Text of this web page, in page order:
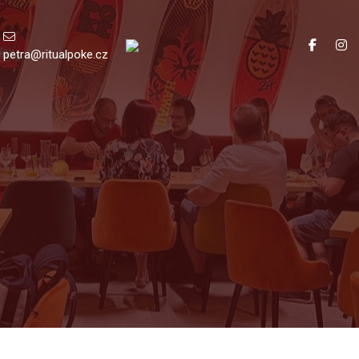
petra@ritualpoke.cz